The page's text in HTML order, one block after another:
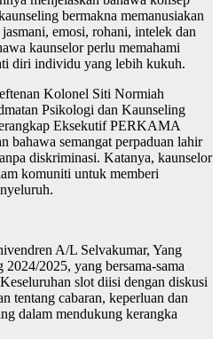
bermakna memanusiakan
emosi, rohani, intelek dan
kaunselor perlu memahami
diri individu yang lebih kukuh.
Kolonel Siti Normiah
Psikologi dan Kaunseling
Eksekutif PERKAMA
bahawa semangat perpaduan lahir
diskriminasi. Katanya, kaunselor
komuniti untuk memberi
A/L Selvakumar, Yang
2025, yang bersama-sama
slot diisi dengan diskusi
tentang cabaran, keperluan dan
dalam mendukung kerangka